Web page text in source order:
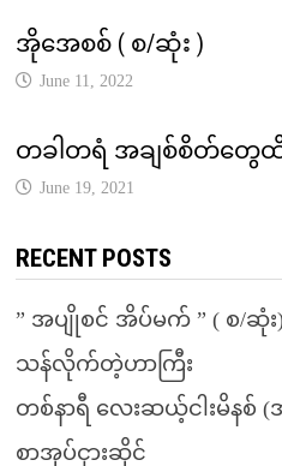
အိုအေစစ် ( စ/ဆုံး )
June 11, 2022
တခါတရံ အချစ်စိတ်တွေထိ
June 19, 2021
RECENT POSTS
” အပျိုစင် အိပ်မက် ” ( စ/ဆုံး
သန်လိုက်တဲ့ဟာကြီး
တစ်နာရီ လေးဆယ့်ငါးမိနစ်
စာအုပ်ငှားဆိုင်